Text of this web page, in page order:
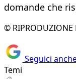
domande che
© RIPRODUZIONE
Seguici
Temi